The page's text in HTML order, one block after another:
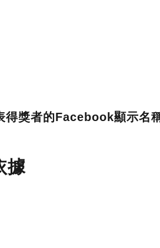
得獎者的Facebook顯示名
據